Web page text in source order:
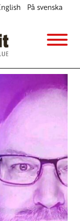
På svenska